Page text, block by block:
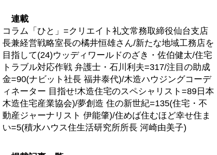
連載
コラム「ひと」=クリエイト礼文常務取締役仙台支店
長兼経営戦略室長の橘井恒雄さん/新たな地域工務店を
目指して(24)ウッディワールドのざき・佐伯健太/住宅
トラブル対応作戦 弁護士・石川利夫=317/注目の助成
金=90(ナビット社長 福井泰代)/木造ハウジングコーデ
ィネーター 目指せ!木造住宅のスペシャリスト=89日本
木造住宅産業協会)/夢創造 住の新世紀=135(住宅・不
動産ジャーナリスト 伊能肇)/住めば住むほど幸せ住ま
い=5(積水ハウス住生活研究所所長 河崎由美子)